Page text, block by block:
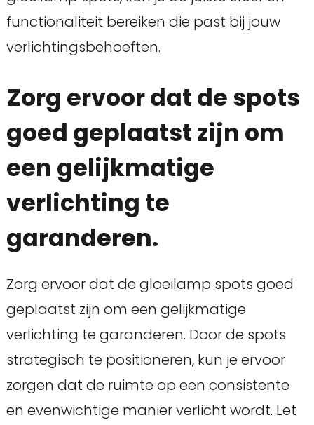
functionaliteit bereiken die past bij jouw
verlichtingsbehoeften.
Zorg ervoor dat de spots
goed geplaatst zijn om
een gelijkmatige
verlichting te
garanderen.
Zorg ervoor dat de gloeilamp spots goed
geplaatst zijn om een gelijkmatige
verlichting te garanderen. Door de spots
strategisch te positioneren, kun je ervoor
zorgen dat de ruimte op een consistente
en evenwichtige manier verlicht wordt. Let